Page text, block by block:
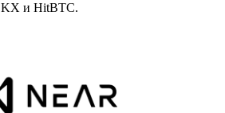
и HitBTC.